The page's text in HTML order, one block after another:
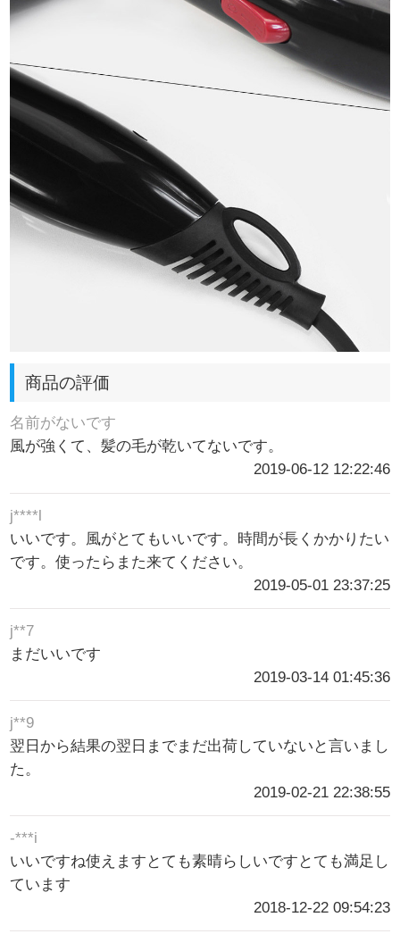
商品の評価
名前がないです
風が強くて、髪の毛が乾いてないです。
2019-06-12 12:22:46
j****l
いいです。風がとてもいいです。時間が長くかかりたい
です。使ったらまた来てください。
2019-05-01 23:37:25
j**7
まだいいです
2019-03-14 01:45:36
j**9
翌日から結果の翌日までまだ出荷していないと言いまし
た。
2019-02-21 22:38:55
-***i
いいですね使えますとても素晴らしいですとても満足し
ています
2018-12-22 09:54:23